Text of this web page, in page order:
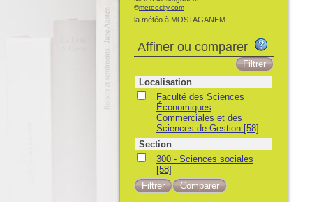
©meteocity.com
la météo à MOSTAGANEM
Affiner ou comparer
Localisation
Faculté des Sciences
Économiques
Commerciales et des
Sciences de Gestion [58]
Section
300 - Sciences sociales
[58]